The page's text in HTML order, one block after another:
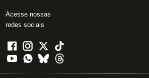
Acesse nossas
redes sociais